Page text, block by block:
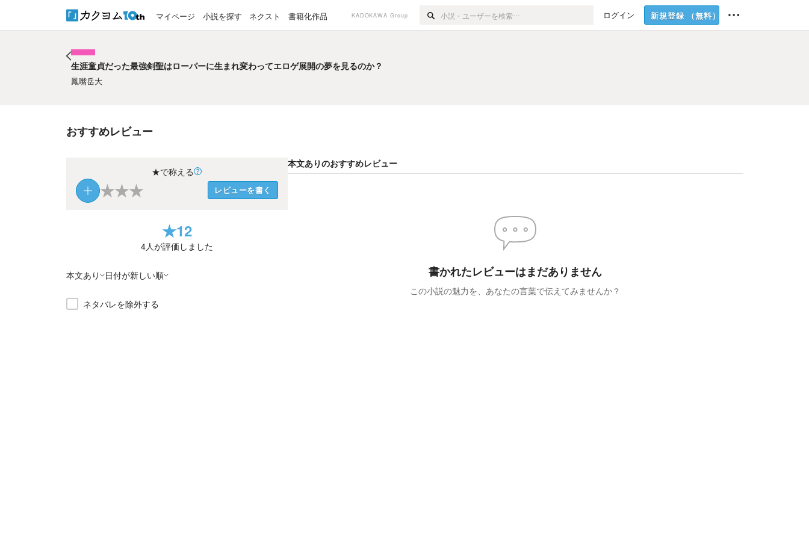
マイページ 小説を探す ネクスト 書籍化作品 KADOKAWA Group ログイン 新規登録 （無料）
生涯童貞だった最強剣聖はローパーに生まれ変わってエロゲ展開の夢を見るのか？
鳳嘴岳大
おすすめレビュー
★で称える
★★★ レビューを書く
★12
4人が評価しました
本文あり 日付が新しい順
ネタバレを除外する
本文ありのおすすめレビュー
書かれたレビューはまだありません
この小説の魅力を、あなたの言葉で伝えてみませんか？